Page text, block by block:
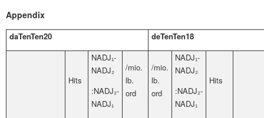
Appendix
daTenTen20 deTenTen18
Hits
NADJ₁-
NADJ₂
:NADJ₂-
NADJ₁
/mio.
lb.
ord
/mio.
lb.
ord
NADJ₁-
NADJ₂
:NADJ₂-
NADJ₁
Hits